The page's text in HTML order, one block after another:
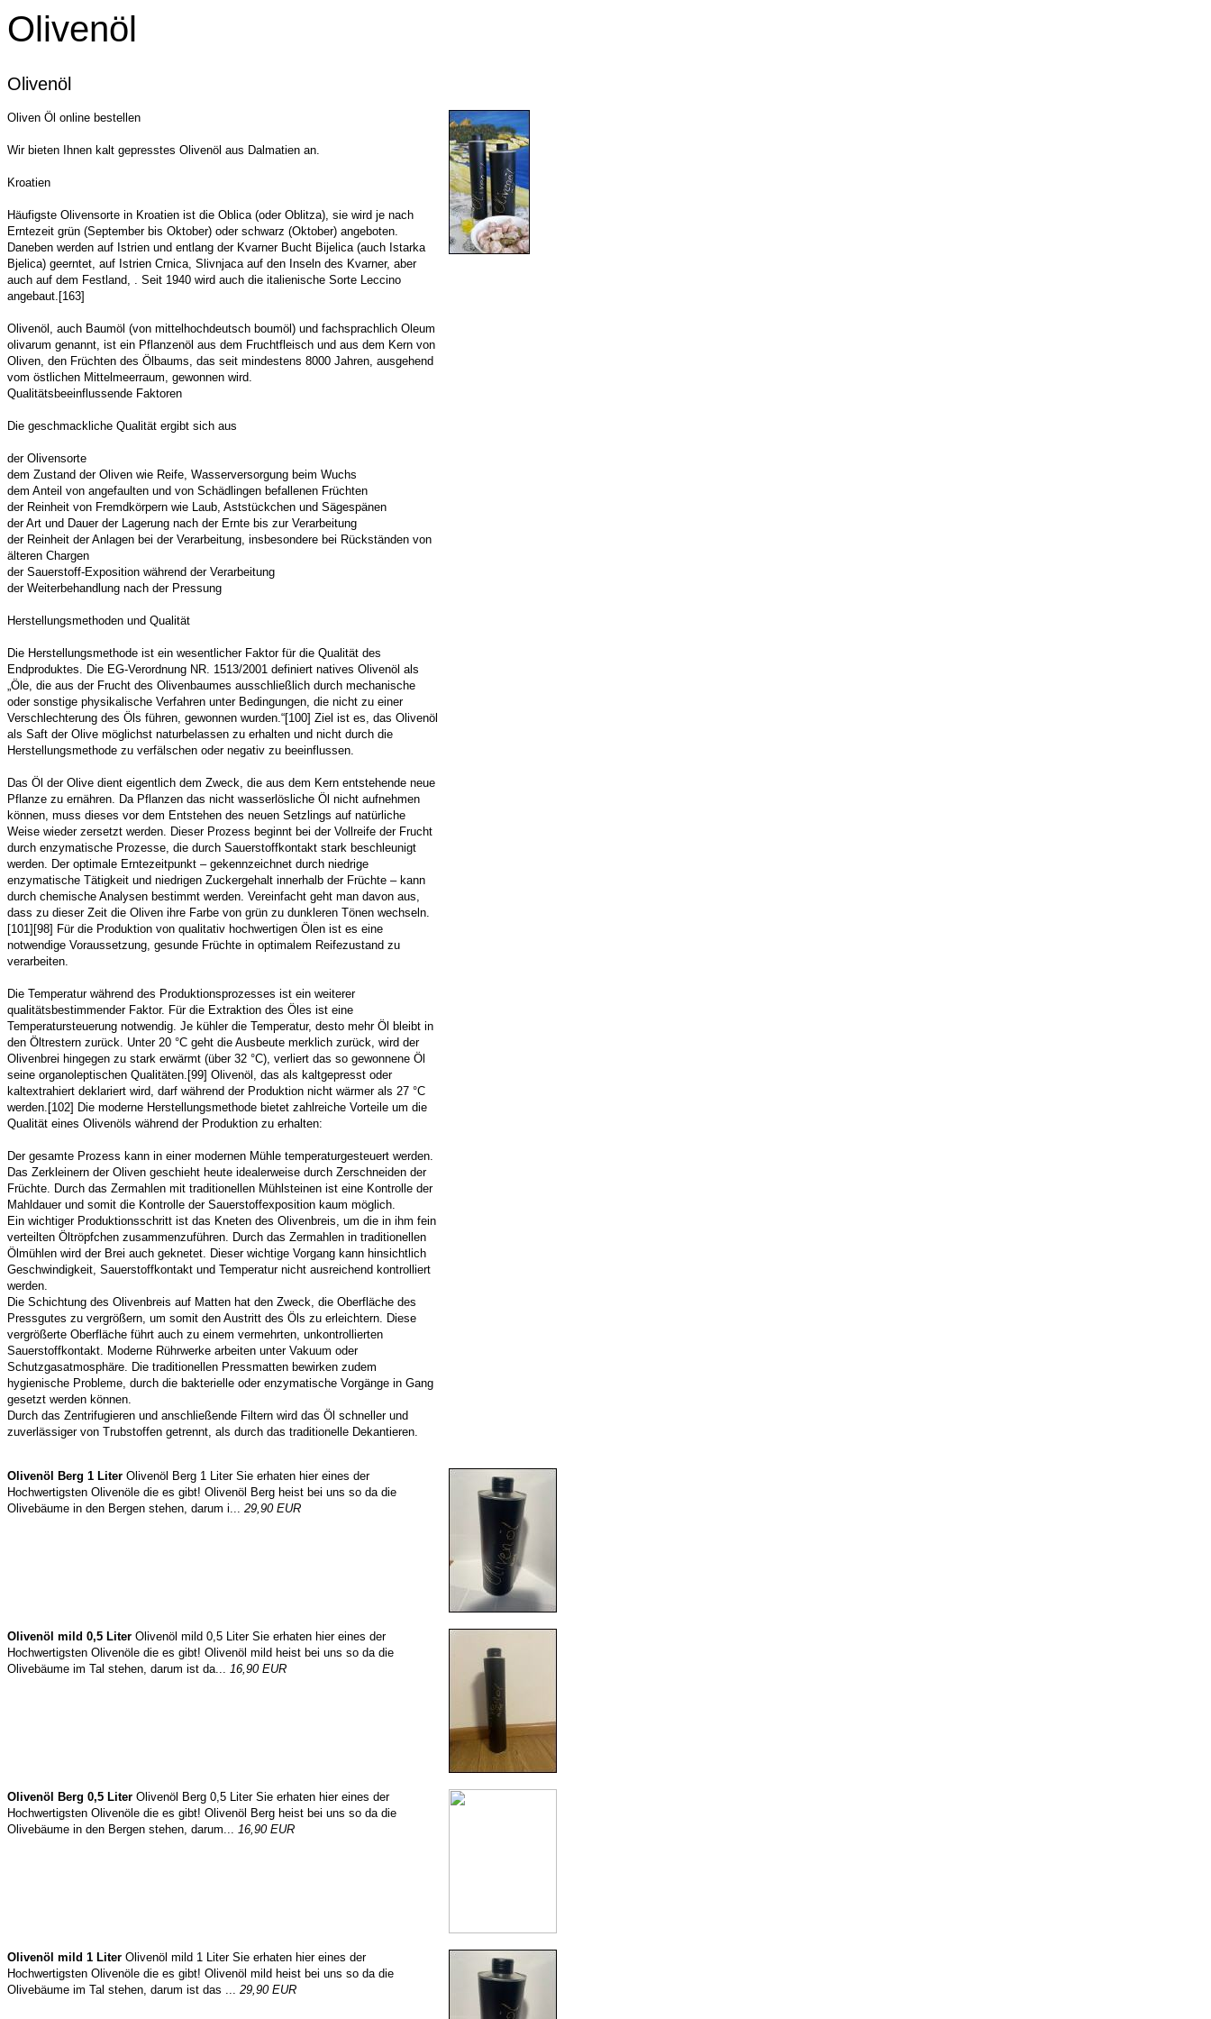
Olivenöl
Olivenöl
Oliven Öl online bestellen
Wir bieten Ihnen kalt gepresstes Olivenöl aus Dalmatien an.
Kroatien
Häufigste Olivensorte in Kroatien ist die Oblica (oder Oblitza), sie wird je nach
Erntezeit grün (September bis Oktober) oder schwarz (Oktober) angeboten.
Daneben werden auf Istrien und entlang der Kvarner Bucht Bijelica (auch Istarka
Bjelica) geerntet, auf Istrien Crnica, Slivnjaca auf den Inseln des Kvarner, aber
auch auf dem Festland, . Seit 1940 wird auch die italienische Sorte Leccino
angebaut.[163]
Olivenöl, auch Baumöl (von mittelhochdeutsch boumöl) und fachsprachlich Oleum
olivarum genannt, ist ein Pflanzenöl aus dem Fruchtfleisch und aus dem Kern von
Oliven, den Früchten des Ölbaums, das seit mindestens 8000 Jahren, ausgehend
vom östlichen Mittelmeerraum, gewonnen wird.
Qualitätsbeeinflussende Faktoren
Die geschmackliche Qualität ergibt sich aus
der Olivensorte
dem Zustand der Oliven wie Reife, Wasserversorgung beim Wuchs
dem Anteil von angefaulten und von Schädlingen befallenen Früchten
der Reinheit von Fremdkörpern wie Laub, Aststückchen und Sägespänen
der Art und Dauer der Lagerung nach der Ernte bis zur Verarbeitung
der Reinheit der Anlagen bei der Verarbeitung, insbesondere bei Rückständen von
älteren Chargen
der Sauerstoff-Exposition während der Verarbeitung
der Weiterbehandlung nach der Pressung
Herstellungsmethoden und Qualität
Die Herstellungsmethode ist ein wesentlicher Faktor für die Qualität des
Endproduktes. Die EG-Verordnung NR. 1513/2001 definiert natives Olivenöl als
„Öle, die aus der Frucht des Olivenbaumes ausschließlich durch mechanische
oder sonstige physikalische Verfahren unter Bedingungen, die nicht zu einer
Verschlechterung des Öls führen, gewonnen wurden.“[100] Ziel ist es, das Olivenöl
als Saft der Olive möglichst naturbelassen zu erhalten und nicht durch die
Herstellungsmethode zu verfälschen oder negativ zu beeinflussen.
Das Öl der Olive dient eigentlich dem Zweck, die aus dem Kern entstehende neue
Pflanze zu ernähren. Da Pflanzen das nicht wasserlösliche Öl nicht aufnehmen
können, muss dieses vor dem Entstehen des neuen Setzlings auf natürliche
Weise wieder zersetzt werden. Dieser Prozess beginnt bei der Vollreife der Frucht
durch enzymatische Prozesse, die durch Sauerstoffkontakt stark beschleunigt
werden. Der optimale Erntezeitpunkt – gekennzeichnet durch niedrige
enzymatische Tätigkeit und niedrigen Zuckergehalt innerhalb der Früchte – kann
durch chemische Analysen bestimmt werden. Vereinfacht geht man davon aus,
dass zu dieser Zeit die Oliven ihre Farbe von grün zu dunkleren Tönen wechseln.
[101][98] Für die Produktion von qualitativ hochwertigen Ölen ist es eine
notwendige Voraussetzung, gesunde Früchte in optimalem Reifezustand zu
verarbeiten.
Die Temperatur während des Produktionsprozesses ist ein weiterer
qualitätsbestimmender Faktor. Für die Extraktion des Öles ist eine
Temperatursteuerung notwendig. Je kühler die Temperatur, desto mehr Öl bleibt in
den Öltrestern zurück. Unter 20 °C geht die Ausbeute merklich zurück, wird der
Olivenbrei hingegen zu stark erwärmt (über 32 °C), verliert das so gewonnene Öl
seine organoleptischen Qualitäten.[99] Olivenöl, das als kaltgepresst oder
kaltextrahiert deklariert wird, darf während der Produktion nicht wärmer als 27 °C
werden.[102] Die moderne Herstellungsmethode bietet zahlreiche Vorteile um die
Qualität eines Olivenöls während der Produktion zu erhalten:
Der gesamte Prozess kann in einer modernen Mühle temperaturgesteuert werden.
Das Zerkleinern der Oliven geschieht heute idealerweise durch Zerschneiden der
Früchte. Durch das Zermahlen mit traditionellen Mühlsteinen ist eine Kontrolle der
Mahldauer und somit die Kontrolle der Sauerstoffexposition kaum möglich.
Ein wichtiger Produktionsschritt ist das Kneten des Olivenbreis, um die in ihm fein
verteilten Öltröpfchen zusammenzuführen. Durch das Zermahlen in traditionellen
Ölmühlen wird der Brei auch geknetet. Dieser wichtige Vorgang kann hinsichtlich
Geschwindigkeit, Sauerstoffkontakt und Temperatur nicht ausreichend kontrolliert
werden.
Die Schichtung des Olivenbreis auf Matten hat den Zweck, die Oberfläche des
Pressgutes zu vergrößern, um somit den Austritt des Öls zu erleichtern. Diese
vergrößerte Oberfläche führt auch zu einem vermehrten, unkontrollierten
Sauerstoffkontakt. Moderne Rührwerke arbeiten unter Vakuum oder
Schutzgasatmosphäre. Die traditionellen Pressmatten bewirken zudem
hygienische Probleme, durch die bakterielle oder enzymatische Vorgänge in Gang
gesetzt werden können.
Durch das Zentrifugieren und anschließende Filtern wird das Öl schneller und
zuverlässiger von Trubstoffen getrennt, als durch das traditionelle Dekantieren.
Olivenöl Berg 1 Liter Olivenöl Berg 1 Liter Sie erhaten hier eines der
Hochwertigsten Olivenöle die es gibt! Olivenöl Berg heist bei uns so da die
Olivebäume in den Bergen stehen, darum i... 29,90 EUR
Olivenöl mild 0,5 Liter Olivenöl mild 0,5 Liter Sie erhaten hier eines der
Hochwertigsten Olivenöle die es gibt! Olivenöl mild heist bei uns so da die
Olivebäume im Tal stehen, darum ist da... 16,90 EUR
Olivenöl Berg 0,5 Liter Olivenöl Berg 0,5 Liter Sie erhaten hier eines der
Hochwertigsten Olivenöle die es gibt! Olivenöl Berg heist bei uns so da die
Olivebäume in den Bergen stehen, darum... 16,90 EUR
Olivenöl mild 1 Liter Olivenöl mild 1 Liter Sie erhaten hier eines der
Hochwertigsten Olivenöle die es gibt! Olivenöl mild heist bei uns so da die
Olivebäume im Tal stehen, darum ist das ... 29,90 EUR